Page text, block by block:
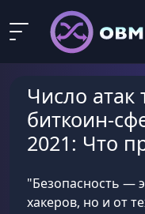
Число атак
биткоин-
2021: Что
"Безопасность —
хакеров, но и от